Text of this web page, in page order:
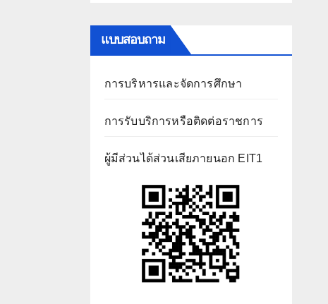
แบบสอบถาม
การบริหารและจัดการศึกษา
การรับบริการหรือติดต่อราชการ
ผู้มีส่วนได้ส่วนเสียภายนอก EIT1